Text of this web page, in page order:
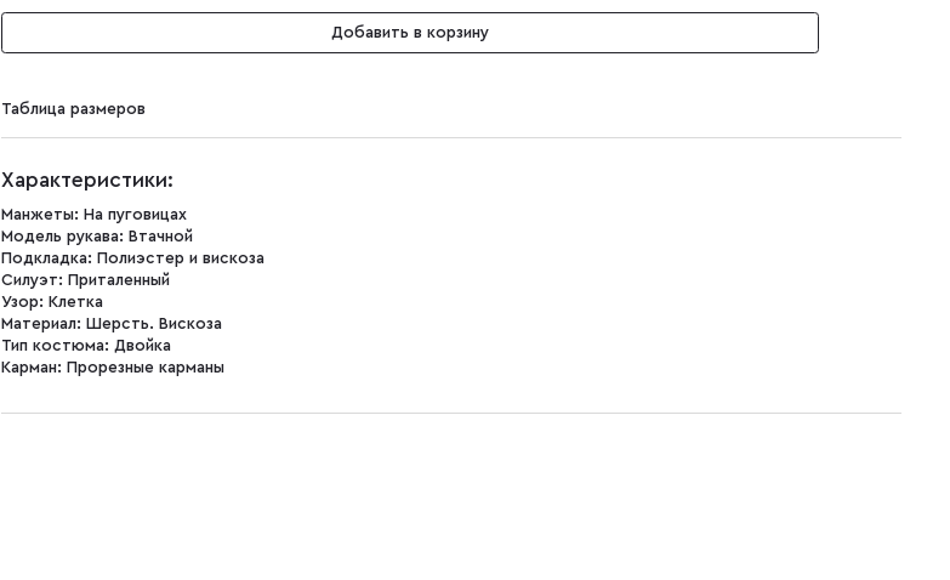
Добавить в корзину
Таблица размеров
Характеристики:
Манжеты: На пуговицах
Модель рукава: Втачной
Подкладка: Полиэстер и вискоза
Силуэт: Приталенный
Узор: Клетка
Материал: Шерсть. Вискоза
Тип костюма: Двойка
Карман: Прорезные карманы